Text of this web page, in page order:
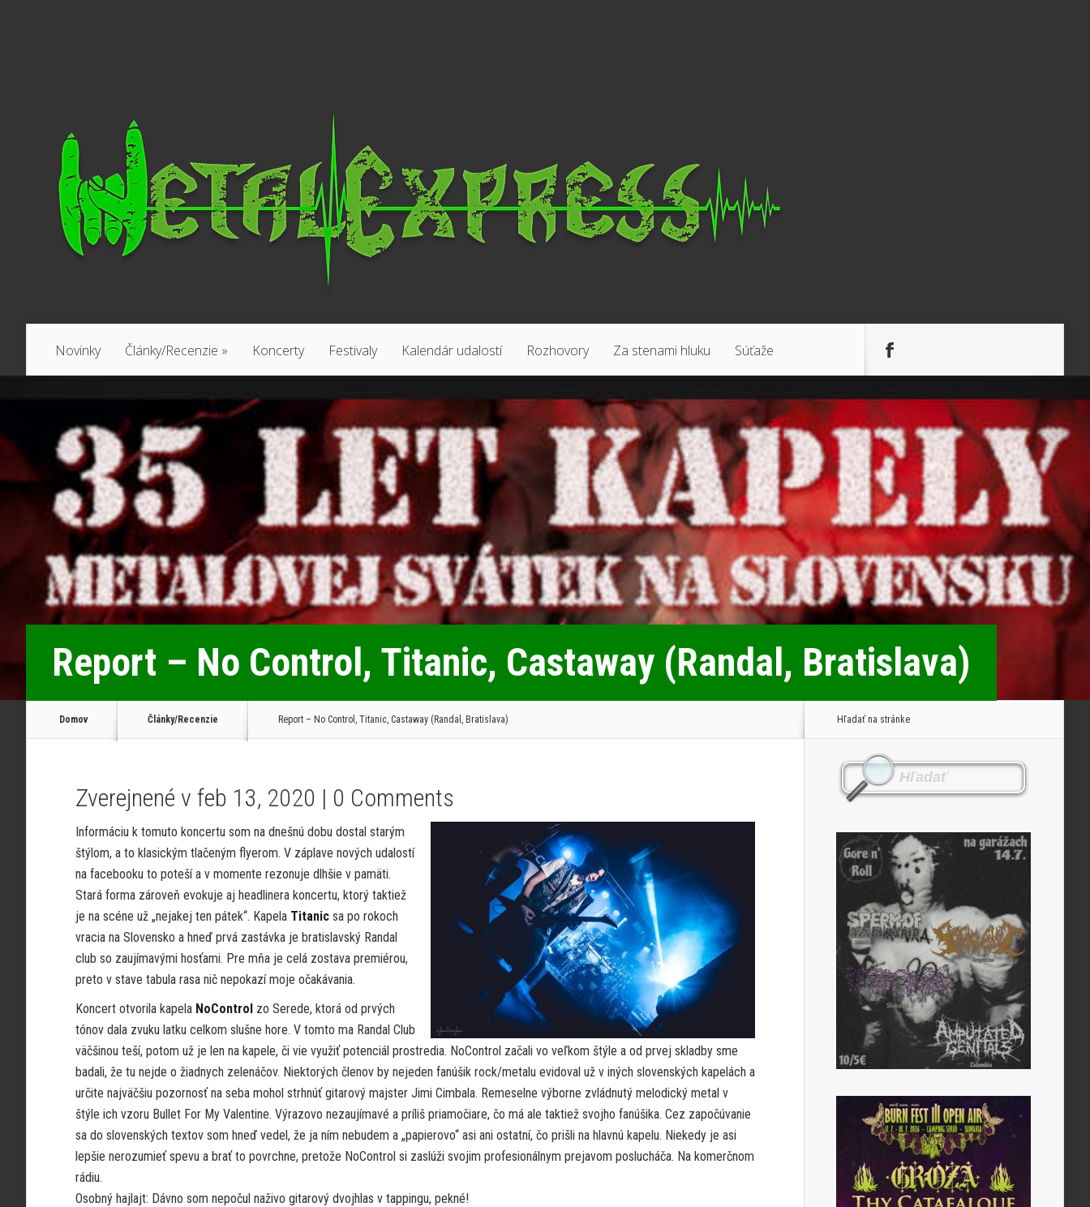
Novinky Články/Recenzie » Koncerty Festivaly Kalendár udalostí Rozhovory Za stenami hluku Súťaže
Report – No Control, Titanic, Castaway (Randal, Bratislava)
Domov Články/Recenzie Report – No Control, Titanic, Castaway (Randal, Bratislava)
Zverejnené v feb 13, 2020 | 0 Comments
Informáciu k tomuto koncertu som na dnešnú dobu dostal starým
štýlom, a to klasickým tlačeným flyerom. V záplave nových udalostí
na facebooku to poteší a v momente rezonuje dlhšie v pamäti.
Stará forma zároveň evokuje aj headlinera koncertu, ktorý taktiež
je na scéne už „nejakej ten pátek“. Kapela Titanic sa po rokoch
vracia na Slovensko a hneď prvá zastávka je bratislavský Randal
club so zaujímavými hosťami. Pre mňa je celá zostava premiérou,
preto v stave tabula rasa nič nepokazí moje očakávania.
Koncert otvorila kapela NoControl zo Serede, ktorá od prvých
tónov dala zvuku latku celkom slušne hore. V tomto ma Randal Club
väčšinou teší, potom už je len na kapele, či vie využiť potenciál prostredia. NoControl začali vo veľkom štýle a od prvej skladby sme
badali, že tu nejde o žiadnych zelenáčov. Niektorých členov by nejeden fanúšik rock/metalu evidoval už v iných slovenských kapelách a
určite najväčšiu pozornosť na seba mohol strhnúť gitarový majster Jimi Cimbala. Remeselne výborne zvládnutý melodický metal v
štýle ich vzoru Bullet For My Valentine. Výrazovo nezaujímavé a príliš priamočiare, čo má ale taktiež svojho fanúšika. Cez započúvanie
sa do slovenských textov som hneď vedel, že ja ním nebudem a „papierovo“ asi ani ostatní, čo prišli na hlavnú kapelu. Niekedy je asi
lepšie nerozumieť spevu a brať to povrchne, pretože NoControl si zaslúži svojim profesionálnym prejavom poslucháča. Na komerčnom
rádiu.
Osobný hajlajt: Dávno som nepočul naživo gitarový dvojhlas v tappingu, pekné!
Hľadať na stránke